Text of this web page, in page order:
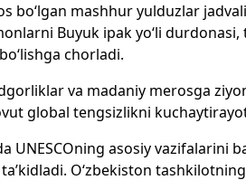
bo‘lgan mashhur yulduzlar
Buyuk ipak yo‘li durdonasi,
chorladi.
va madaniy merosga
global tengsizlikni
UNESСOning asosiy vazifalarini
O‘zbekiston